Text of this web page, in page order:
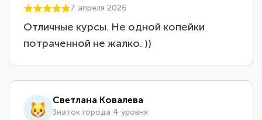
7 апреля 2026
Отличные курсы. Не одной копейки
потраченной не жалко. ))
Светлана Ковалева
Знаток города 4 уровня